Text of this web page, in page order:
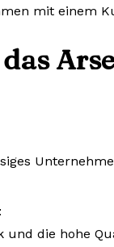
mit einem
die hohe